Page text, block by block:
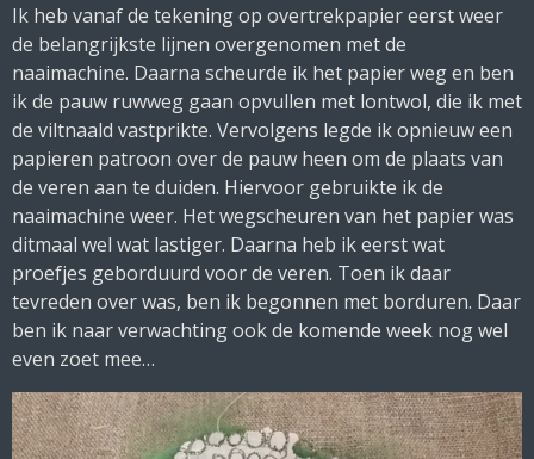
Ik heb vanaf de tekening op overtrekpapier eerst weer
de belangrijkste lijnen overgenomen met de
naaimachine. Daarna scheurde ik het papier weg en ben
ik de pauw ruwweg gaan opvullen met lontwol, die ik met
de viltnaald vastprikte. Vervolgens legde ik opnieuw een
papieren patroon over de pauw heen om de plaats van
de veren aan te duiden. Hiervoor gebruikte ik de
naaimachine weer. Het wegscheuren van het papier was
ditmaal wel wat lastiger. Daarna heb ik eerst wat
proefjes geborduurd voor de veren. Toen ik daar
tevreden over was, ben ik begonnen met borduren. Daar
ben ik naar verwachting ook de komende week nog wel
even zoet mee…